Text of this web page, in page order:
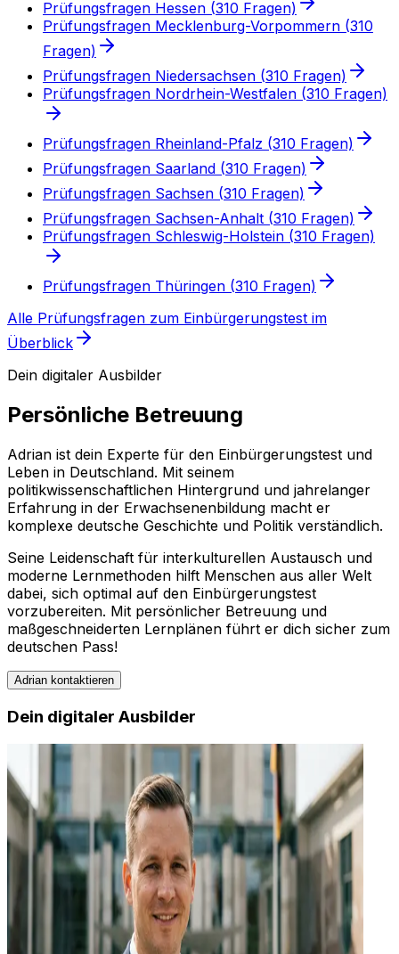
Prüfungsfragen Hessen (310 Fragen)
Prüfungsfragen Mecklenburg-Vorpommern (310
Fragen)
Prüfungsfragen Niedersachsen (310 Fragen)
Prüfungsfragen Nordrhein-Westfalen (310 Fragen)
Prüfungsfragen Rheinland-Pfalz (310 Fragen)
Prüfungsfragen Saarland (310 Fragen)
Prüfungsfragen Sachsen (310 Fragen)
Prüfungsfragen Sachsen-Anhalt (310 Fragen)
Prüfungsfragen Schleswig-Holstein (310 Fragen)
Prüfungsfragen Thüringen (310 Fragen)
Alle Prüfungsfragen zum Einbürgerungstest im
Überblick
Dein digitaler Ausbilder
Persönliche Betreuung
Adrian ist dein Experte für den Einbürgerungstest und
Leben in Deutschland. Mit seinem
politikwissenschaftlichen Hintergrund und jahrelanger
Erfahrung in der Erwachsenenbildung macht er
komplexe deutsche Geschichte und Politik verständlich.
Seine Leidenschaft für interkulturellen Austausch und
moderne Lernmethoden hilft Menschen aus aller Welt
dabei, sich optimal auf den Einbürgerungstest
vorzubereiten. Mit persönlicher Betreuung und
maßgeschneiderten Lernplänen führt er dich sicher zum
deutschen Pass!
Adrian kontaktieren
Dein digitaler Ausbilder